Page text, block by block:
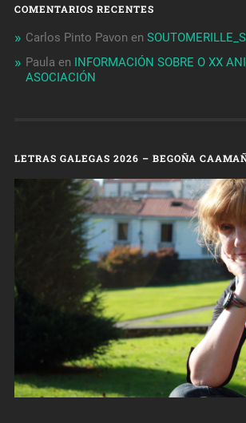
COMENTARIOS RECENTES
Carlos Pinto Pavon en
Paula en INFORMACIÓN SOBRE O XX
ASOCIACIÓN
LETRAS GALEGAS 2026 – BEGOÑA